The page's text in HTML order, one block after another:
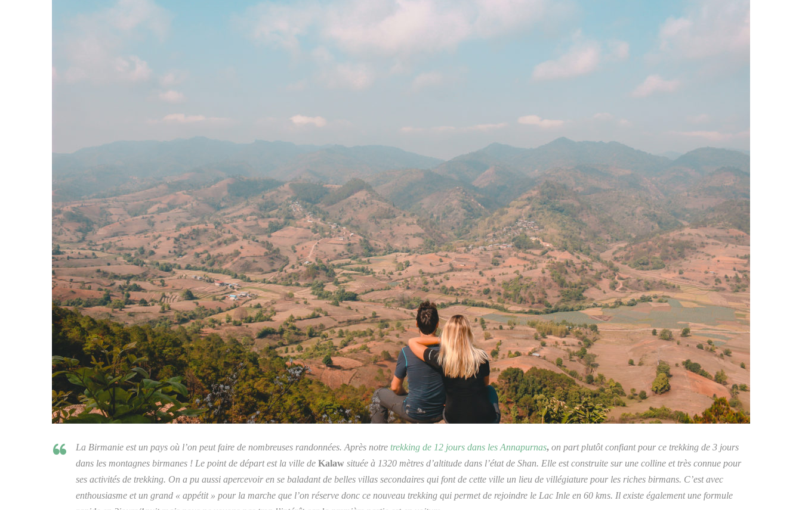
La Birmanie est un pays où l’on peut faire de nombreuses randonnées. Après notre trekking de 12 jours dans les Annapurnas, on part plutôt confiant pour ce trekking de 3 jours
dans les montagnes birmanes ! Le point de départ est la ville de Kalaw située à 1320 mètres d’altitude dans l’état de Shan. Elle est construite sur une colline et très connue pour
ses activités de trekking. On a pu aussi apercevoir en se baladant de belles villas secondaires qui font de cette ville un lieu de villégiature pour les riches birmans. C’est avec
enthousiasme et un grand « appétit » pour la marche que l’on réserve donc ce nouveau trekking qui permet de rejoindre le Lac Inle en 60 kms. Il existe également une formule